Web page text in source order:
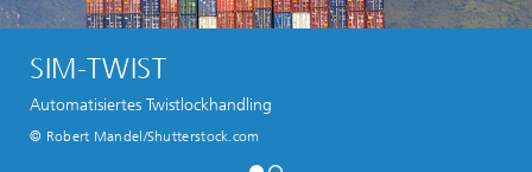
SIM-TWIST
Automatisiertes Twistlockhandling
© Robert Mandel/Shutterstock.com